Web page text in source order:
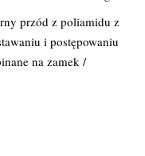
przód z poliamidu z
i postępowaniu
na zamek /